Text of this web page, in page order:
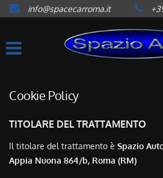
HOME
LISTA VEICOLI
ASSISTENZA
CONTATTI
info@spacecarroma.it
Cookie Policy
TITOLARE DEL TRATTAMENTO
Il titolare del trattamento è Spazio
Appia Nuona 864/b, Roma (RM)